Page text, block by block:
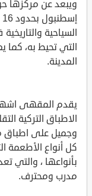
السياحية
التي تحيط به،
المدينة.
يقدم المقهى اشهى
الاطباق التركية
وجميل على
كل أنواع الأطعمة
بأنواعها ، والتي
مدرب ومحترف.